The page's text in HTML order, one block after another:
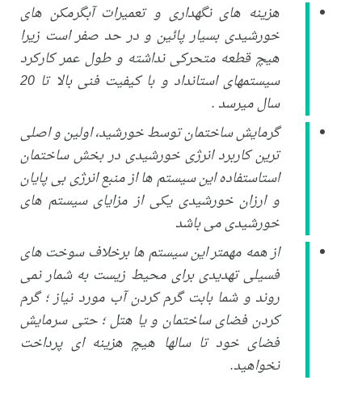
هزینه های نگهداری و تعمیرات آبگرمکن های
خورشیدی بسیار پائین و در حد صفر است زیرا
هیچ قطعه متحرکی نداشته و طول عمر کارکرد
سیستمهای استانداد و با کیفیت فنی بالا تا 20
سال میرسد .
گرمایش ساختمان توسط خورشید، اولین و اصلی
ترین کاربرد انرژی خورشیدی در بخش ساختمان
استاستفاده این سیستم ها از منبع انرژی بی پایان
و ارزان خورشیدی یکی از مزایای سیستم های
خورشیدی می باشد
از همه مهمتر این سیستم ها برخلاف سوخت های
فسیلی تهدیدی برای محیط زیست به شمار نمی
روند و شما بابت گرم کردن آب مورد نیاز ؛ گرم
کردن فضای ساختمان و یا هتل ؛ حتی سرمایش
فضای خود تا سالها هیچ هزینه ای پرداخت
نخواهید.